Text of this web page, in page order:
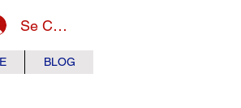
Se Connecter
BLOG